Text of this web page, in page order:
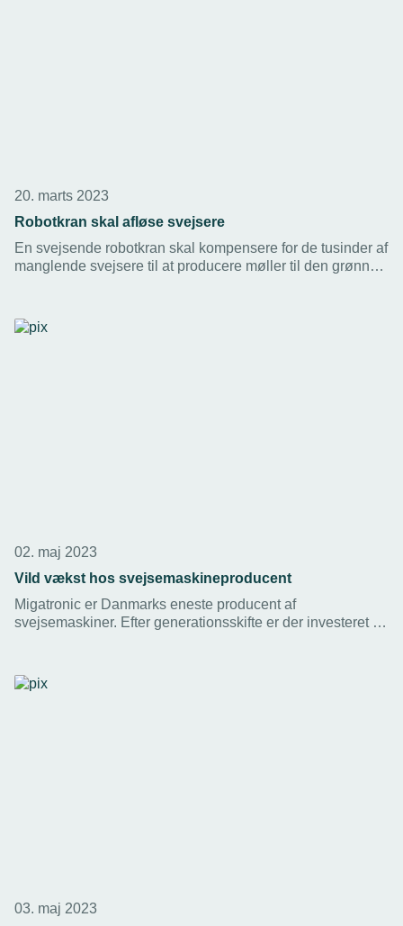
20. marts 2023
Robotkran skal afløse svejsere
En svejsende robotkran skal kompensere for de tusinder af
manglende svejsere til at producere møller til den grønne
02. maj 2023
Vild vækst hos svejsemaskineproducent
Migatronic er Danmarks eneste producent af
svejsemaskiner. Efter generationsskifte er der investeret et
fordobles til 650 mio. kr.
03. maj 2023